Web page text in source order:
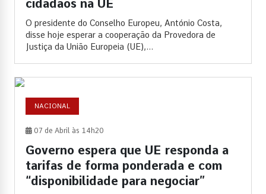
cidadãos na UE
O presidente do Conselho Europeu, António Costa,
disse hoje esperar a cooperação da Provedora de
Justiça da União Europeia (UE),...
NACIONAL
07 de Abril às 14h20
Governo espera que UE responda a
tarifas de forma ponderada e com
“disponibilidade para negociar”